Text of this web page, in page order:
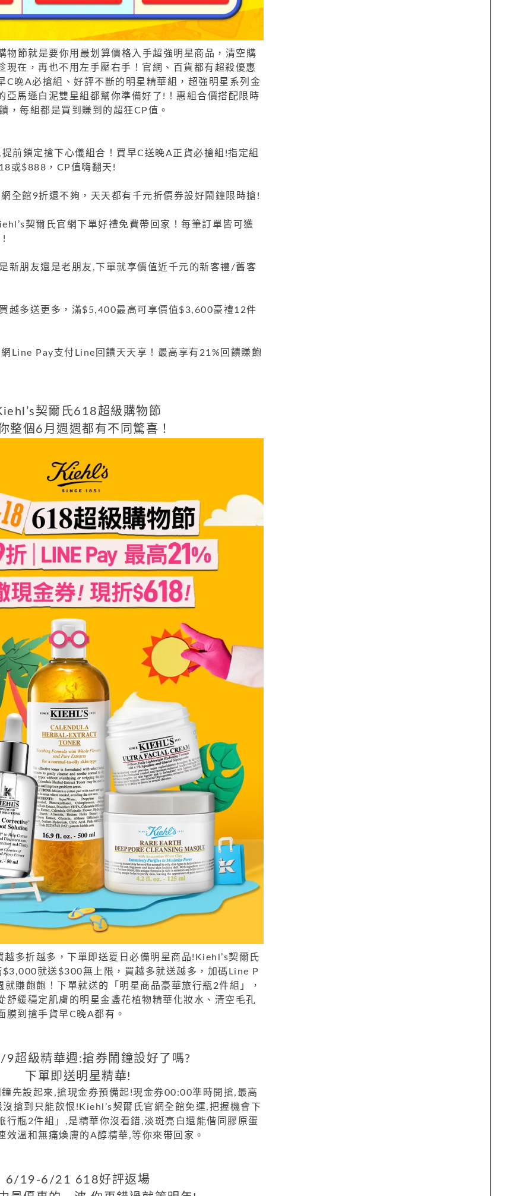
物節就是要你用最划算價格入手超強明星商品，清空購
現在，再也不用左手壓右手！官網、百貨都有超殺優惠
C晚A必搶組、好評不斷的明星精華組，超強明星系列金
亞馬遜白泥雙星組都幫你準備好了!！惠組合價搭配限時
，每組都是買到賺到的超狂CP值。
前鎖定搶下心儀組合！買早C送晚A正貨必搶組!指定組
或$888，CP值嗨翻天!
全館9折還不夠，天天都有千元折價券設好鬧鐘限時搶!
契爾氏官網下單好禮免費帶回家！每筆訂單皆可獲
!
新朋友還是老朋友,下單就享價值近千元的新客禮/舊客
越多送更多，滿$5,400最高可享價值$3,600豪禮12件
Line Pay支付Line回饋天天享！最高享有21%回饋賺飽
契爾氏618超級購物節
整個6月週週都有不同驚喜！
多折越多，下單即送夏日必備明星商品!Kiehl’s契爾氏
就送$300無上限，買越多就送越多，加碼Line P
賺飽飽！下單就送的「明星商品豪華旅行瓶2件組」，
舒緩穩定肌膚的明星金盞花植物精華化妝水、清空毛孔
膜到搶手貨早C晚A都有。
超級精華週:搶券鬧鐘設好了嗎?
下單即送明星精華!
先設起來,搶現金券預備起!現金券00:00準時開搶,最高
搶到只能飲恨!Kiehl’s契爾氏官網全館免運,把握機會下
行瓶2件組」,是精華你沒看錯,淡斑亮白還能偕同膠原蛋
效溫和無痛煥膚的A醇精華,等你來帶回家。
6/19-6/21 618好評返場